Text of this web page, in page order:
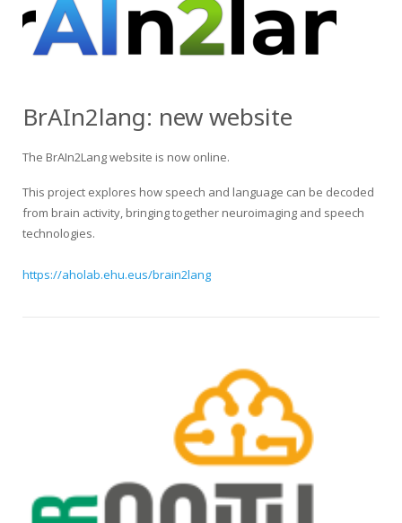
HiTZ zentroa
BrAIn2lang: new website
The BrAIn2Lang website is now online.
This project explores how speech and language can be decoded
from brain activity, bringing together neuroimaging and speech
technologies.
https://aholab.ehu.eus/brain2lang